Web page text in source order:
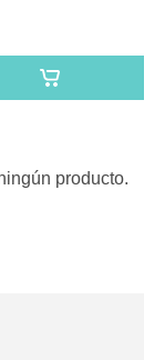
producto.